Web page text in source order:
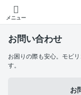
メニュー
お問い合わせ
お困りの際も安心。モビ
す。
お